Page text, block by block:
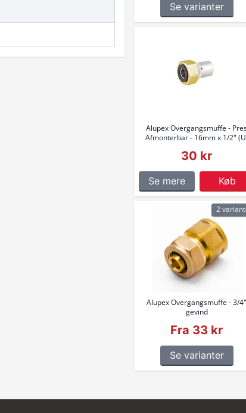
Se varianter
Alupex Overgangsmuffe -
Afmonterbar - 16mm x 1/2"
30 kr
Se mere Køb
Alupex Overgangsmuffe - 3/4"
gevind
Fra 33 kr
Se varianter
2